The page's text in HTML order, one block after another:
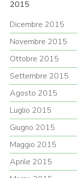
2015
Dicembre 2015
Novembre 2015
Ottobre 2015
Settembre 2015
Agosto 2015
Luglio 2015
Giugno 2015
Maggio 2015
Aprile 2015